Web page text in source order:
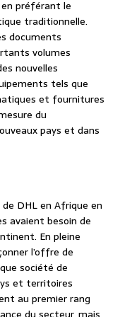
préférant le
traditionnelle.
documents
volumes
nouvelles
tels que
et fournitures
du
pays et dans
DHL en Afrique en
avaient besoin de
En pleine
l’offre de
société de
et territoires
au premier rang